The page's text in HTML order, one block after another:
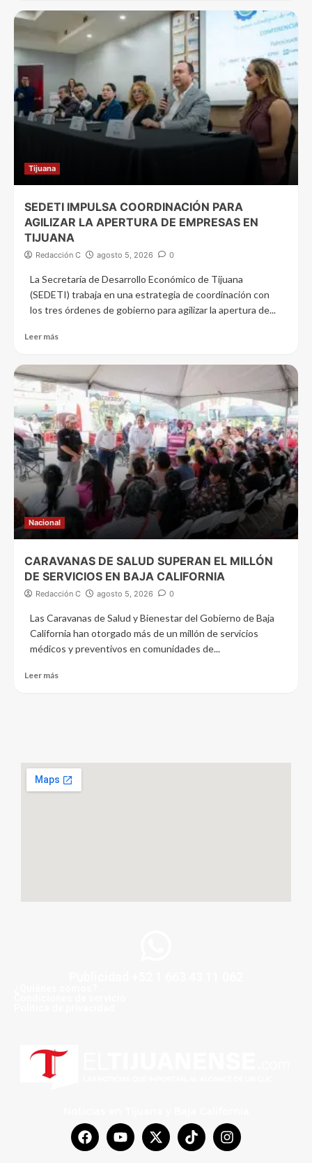
Tijuana
SEDETI IMPULSA COORDINACIÓN PARA
AGILIZAR LA APERTURA DE EMPRESAS EN
TIJUANA
Redacción C agosto 5, 2026 0
La Secretaría de Desarrollo Económico de Tijuana
(SEDETI) trabaja en una estrategia de coordinación con
los tres órdenes de gobierno para agilizar la apertura de...
Leer más
Nacional
CARAVANAS DE SALUD SUPERAN EL MILLÓN
DE SERVICIOS EN BAJA CALIFORNIA
Redacción C agosto 5, 2026 0
Las Caravanas de Salud y Bienestar del Gobierno de Baja
California han otorgado más de un millón de servicios
médicos y preventivos en comunidades de...
Leer más